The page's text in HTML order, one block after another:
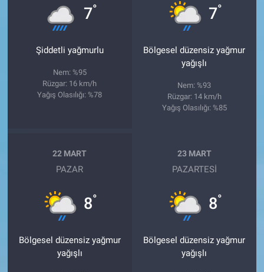
7°
Şiddetli yağmurlu
Nem: %95
Rüzgar: 16 km/h
Yağış Olasılığı: %78
7°
Bölgesel düzensiz yağmur
yağışlı
Nem: %93
Rüzgar: 14 km/h
Yağış Olasılığı: %85
22 MART
PAZAR
8°
Bölgesel düzensiz yağmur
yağışlı
23 MART
PAZARTESI
8°
Bölgesel düzensiz yağmur
yağışlı